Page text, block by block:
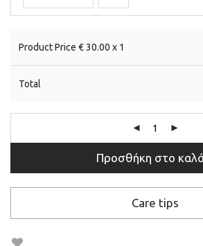
Product Price €30.00 x 1
Total
Προσθήκη στο
Care tips